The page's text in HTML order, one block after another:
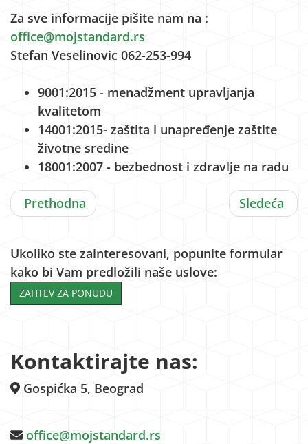
Za sve informacije pišite nam na :
office@mojstandard.rs
Stefan Veselinovic 062-253-994
9001:2015 - menadžment upravljanja
kvalitetom
14001:2015- zaštita i unapređenje zaštite
životne sredine
18001:2007 - bezbednost i zdravlje na radu
Prethodna Sledeća
Ukoliko ste zainteresovani, popunite formular
kako bi Vam predložili naše uslove:
ZAHTEV ZA PONUDU
Kontaktirajte nas:
Gospićka 5, Beograd
office@mojstandard.rs